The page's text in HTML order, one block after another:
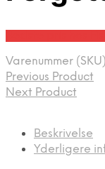
Varenummer
Previous Product
Next Product
Beskrivelse
Yderligere